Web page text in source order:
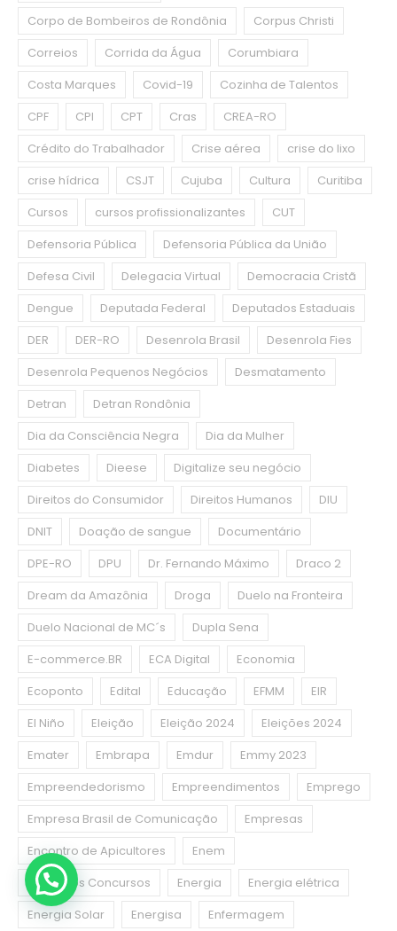
Corpo de Bombeiros de Rondônia
Corpus Christi
Correios
Corrida da Água
Corumbiara
Costa Marques
Covid-19
Cozinha de Talentos
CPF
CPI CPT Cras
CREA-RO
Crédito do Trabalhador
Crise aérea
crise do lixo
crise hídrica
CSJT Cujuba Cultura
Curitiba
Cursos
cursos profissionalizantes
CUT
Defensoria Pública
Defensoria Pública da União
Defesa Civil
Delegacia Virtual
Democracia Cristã
Dengue
Deputada Federal
Deputados Estaduais
DER
DER-RO Desenrola Brasil
Desenrola Fies
Desenrola Pequenos Negócios
Desmatamento
Detran
Detran Rondônia
Dia da Consciência Negra
Dia da Mulher
Diabetes
Dieese
Digitalize seu negócio
Direitos do Consumidor
Direitos Humanos
DIU
DNIT
Doação de sangue
Documentário
DPE-RO
DPU Dr. Fernando Máximo
Draco 2
Dream da Amazônia
Droga
Duelo na Fronteira
Duelo Nacional de MC´s
Dupla Sena
E-commerce.BR
ECA Digital
Economia
Ecoponto
Edital Educação EFMM
EIR
El Niño
Eleição Eleição 2024
Eleições 2024
Emater
Embrapa Emdur
Emmy 2023
Empreendedorismo
Empreendimentos
Emprego
Empresa Brasil de Comunicação
Empresas
Encontro de Apicultores
Enem
Enem dos Concursos
Energia
Energia elétrica
Energia Solar
Energisa Enfermagem